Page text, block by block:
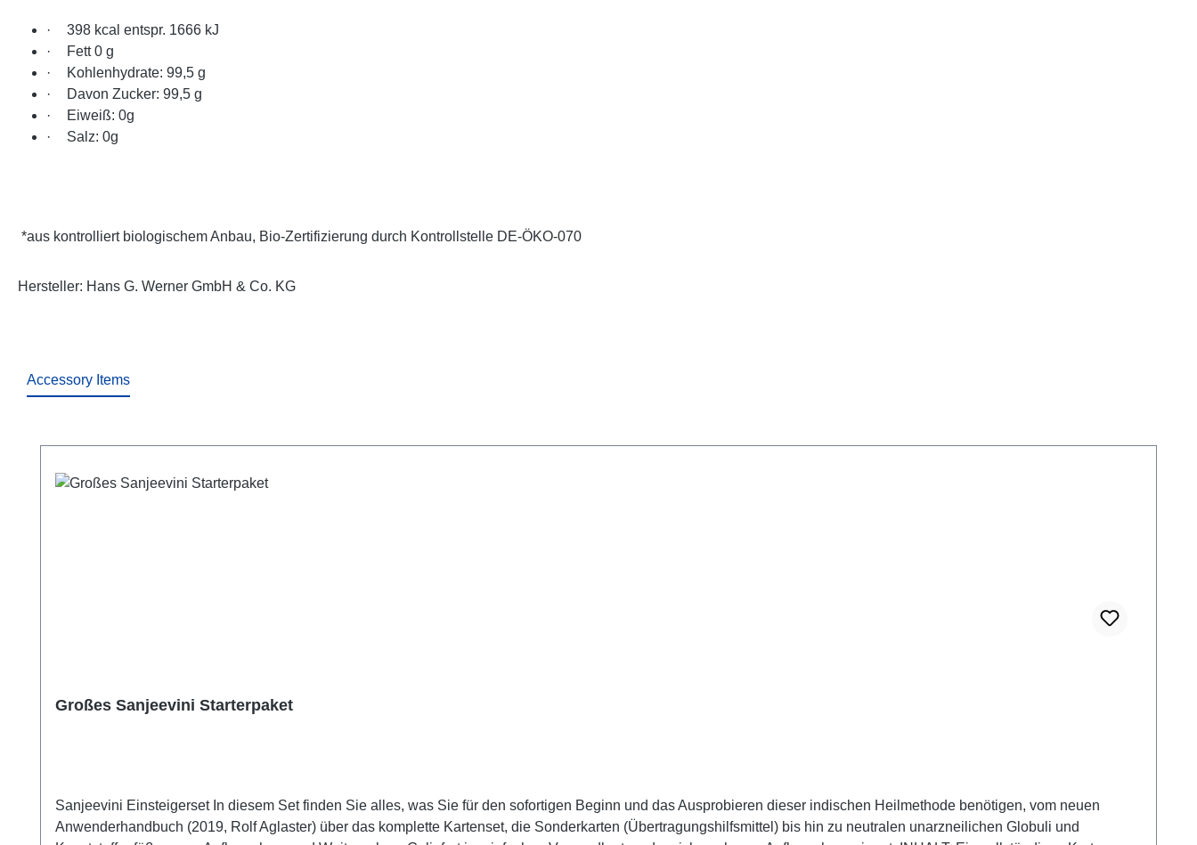
·
398 kcal entspr. 1666 kJ
·
Fett 0 g
·
Kohlenhydrate: 99,5 g
·
Davon Zucker: 99,5 g
·
Eiweiß: 0g
·
Salz: 0g
*aus kontrolliert biologischem Anbau, Bio-Zertifizierung durch Kontrollstelle DE-ÖKO-070
Hersteller: Hans G. Werner GmbH & Co. KG
Accessory Items
Großes Sanjeevini Starterpaket
Sanjeevini Einsteigerset In diesem Set finden Sie alles, was Sie für den sofortigen Beginn und das Ausprobieren dieser indischen Heilmethode benötigen, vom neuen
Anwenderhandbuch (2019, Rolf Aglaster) über das komplette Kartenset, die Sonderkarten (Übertragungshilfsmittel) bis hin zu neutralen unarzneilichen Globuli und